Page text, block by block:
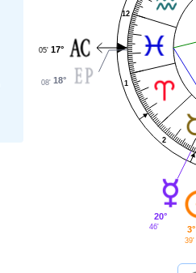
1
2
12
17°
05'
18°
08'
20°
46' 3°
39'